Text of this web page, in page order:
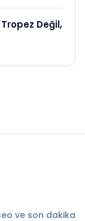
Tropez Değil,
ve son dakika